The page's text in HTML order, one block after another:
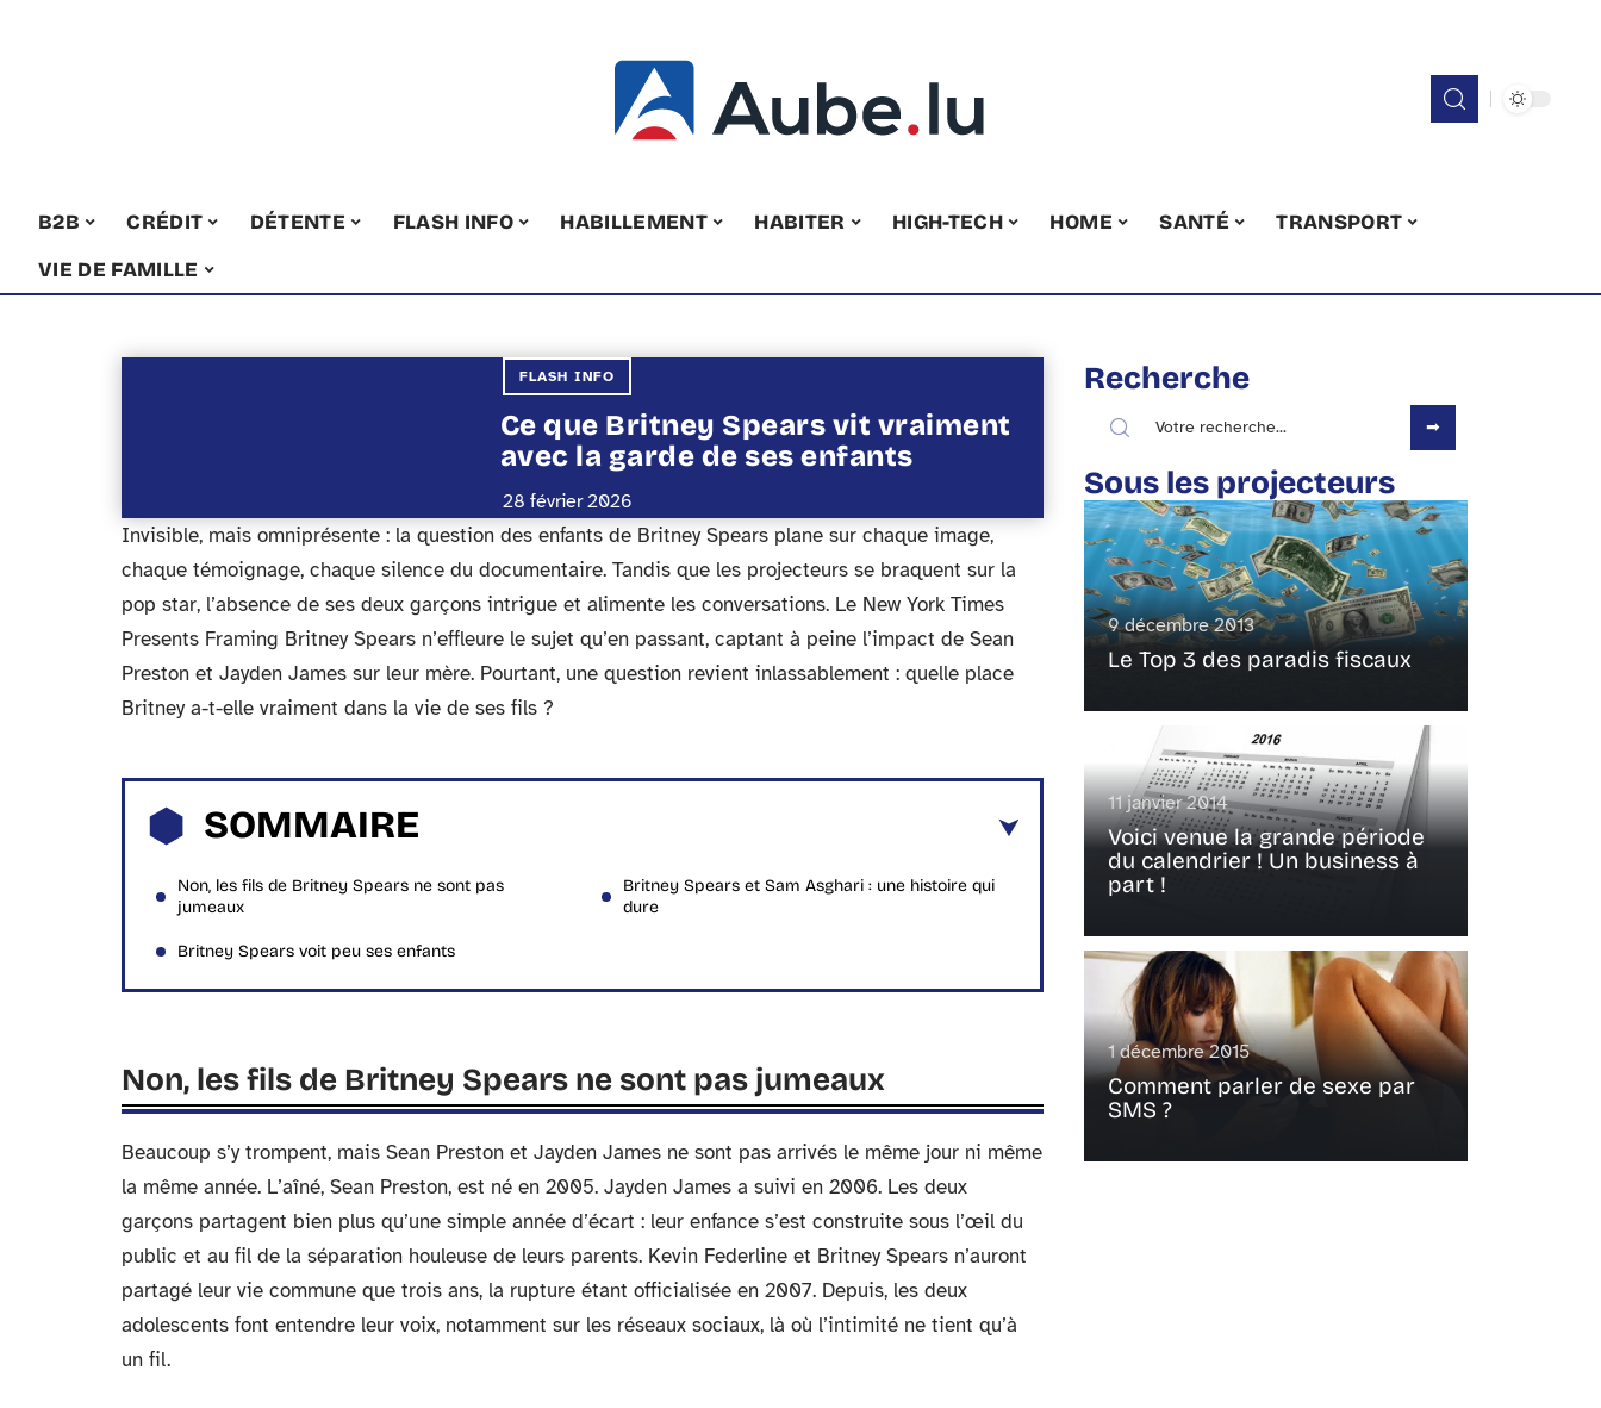
B2B CRÉDIT DÉTENTE FLASH INFO HABILLEMENT HABITER HIGH-TECH HOME SANTÉ
TRANSPORT
VIE DE FAMILLE
FLASH INFO
Ce que Britney Spears vit vraiment
avec la garde de ses enfants
28 février 2026
Invisible, mais omniprésente : la question des enfants de Britney Spears plane sur chaque image,
chaque témoignage, chaque silence du documentaire. Tandis que les projecteurs se braquent sur la
pop star, l’absence de ses deux garçons intrigue et alimente les conversations. Le New York Times
Presents Framing Britney Spears n’effleure le sujet qu’en passant, captant à peine l’impact de Sean
Preston et Jayden James sur leur mère. Pourtant, une question revient inlassablement : quelle place
Britney a-t-elle vraiment dans la vie de ses fils ?
SOMMAIRE
Non, les fils de Britney Spears ne sont pas
jumeaux
Britney Spears voit peu ses enfants
Britney Spears et Sam Asghari : une histoire qui
dure
Non, les fils de Britney Spears ne sont pas jumeaux
Beaucoup s’y trompent, mais Sean Preston et Jayden James ne sont pas arrivés le même jour ni même
la même année. L’aîné, Sean Preston, est né en 2005. Jayden James a suivi en 2006. Les deux
garçons partagent bien plus qu’une simple année d’écart : leur enfance s’est construite sous l’œil du
public et au fil de la séparation houleuse de leurs parents. Kevin Federline et Britney Spears n’auront
partagé leur vie commune que trois ans, la rupture étant officialisée en 2007. Depuis, les deux
adolescents font entendre leur voix, notamment sur les réseaux sociaux, là où l’intimité ne tient qu’à
un fil.
Recherche
Sous les projecteurs
9 décembre 2013
Le Top 3 des paradis fiscaux
11 janvier 2014
Voici venue la grande période
du calendrier ! Un business à
part !
1 décembre 2015
Comment parler de sexe par
SMS ?